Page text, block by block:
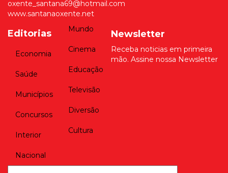
oxente_santana69@hotmail.com
www.santanaoxente.net
Editorias
Economia
Saúde
Municípios
Concursos
Interior
Nacional
Mundo
Cinema
Educação
Televisão
Diversão
Cultura
Newsletter
Receba noticias em primeira
mão. Assine nossa Newsletter